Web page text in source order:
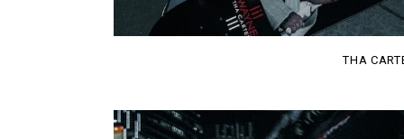
THA